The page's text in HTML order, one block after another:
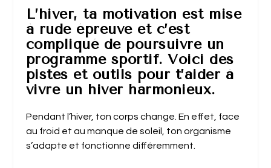
L’hiver, ta motivation est mise
à rude épreuve et c’est
compliqué de poursuivre un
programme sportif. Voici des
pistes et outils pour t’aider à
vivre un hiver harmonieux.
Pendant l’hiver, ton corps change. En effet, face
au froid et au manque de soleil, ton organisme
s’adapte et fonctionne différemment.